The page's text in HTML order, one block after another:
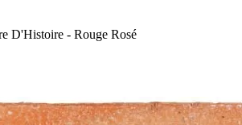
D'Histoire - Rouge Rosé